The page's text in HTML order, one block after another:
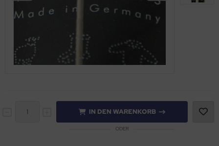
IN DEN WARENKORB
ODER